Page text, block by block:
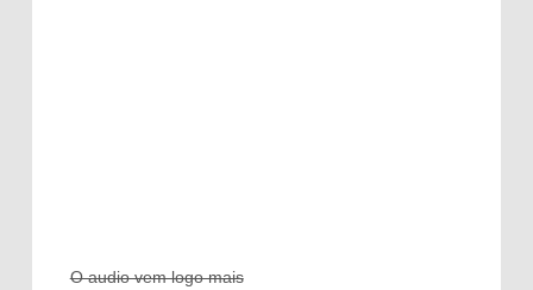
O audio vem logo mais